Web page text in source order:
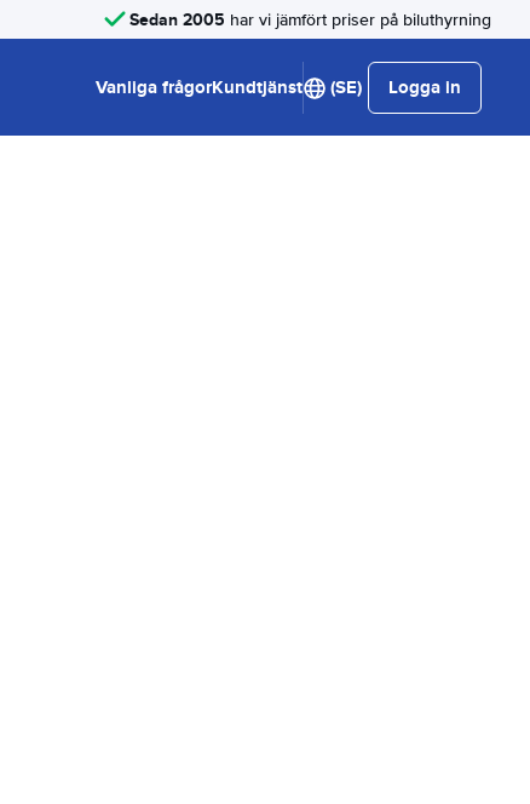
Sedan 2005 har vi jämfört priser på biluthyrning
Vanliga frågorKundtjänst (SE) Logga in